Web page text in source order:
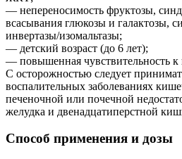
— непереносимость фруктозы,
всасывания глюкозы и галактозы,
инвертазы/изомальтазы;
— детский возраст (до 6 лет);
— повышенная чувствительность к
С осторожностью следует
воспалительных заболеваниях
печеночной или почечной
желудка и двенадцатиперстной
Способ применения и дозы